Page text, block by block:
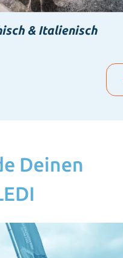
& Italienisch
Deinen